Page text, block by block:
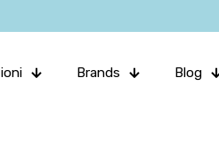
Brands Blog